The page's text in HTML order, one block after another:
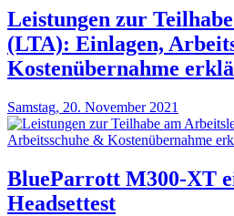
Leistungen zur
(LTA): Einlagen,
Kostenübernahme
Samstag, 20. November 2021
BlueParrott M300-XT
Headsettest